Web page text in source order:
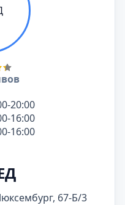
20:00
16:00
16:00
67-Б/3